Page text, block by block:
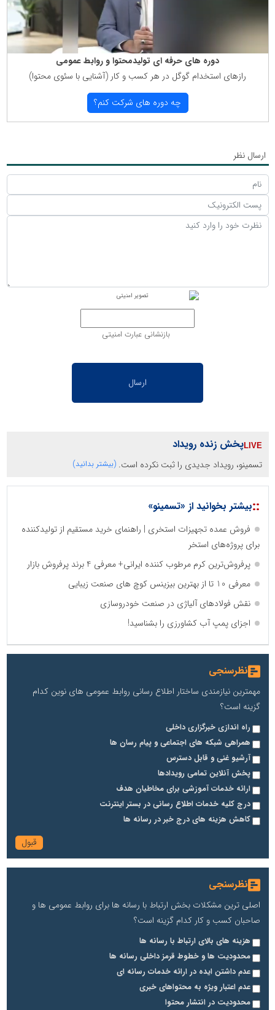
دوره های حرفه ای تولیدمحتوا و روابط عمومی
رازهای استخدام گوگل در هر كسب و كار (آشنایی با سئوی محتوا)
چه دوره های شركت كنم؟
ارسال نظر
بازنشانی عبارت امنیتی
پخش زنده رویداد
تسمینو، رویداد جدیدی را ثبت نکرده است. (بیشتر بدانید)
::بیشتر بخوانید از «تسمینو»
فروش عمده تجهیزات استخری | راهنمای خرید مستقیم از تولیدکننده
برای پروژه‌های استخر
پرفروش‌ترین کرم مرطوب کننده ایرانی+ معرفی 4 برند پرفروش بازار
معرفی 10 تا از بهترین بیزینس کوچ های صنعت زیبایی
نقش فولادهای آلیاژی در صنعت خودروسازی
اجزای پمپ آب کشاورزی را بشناسید!
نظرسنجی
مهمترین نیازمندی ساختار اطلاع رسانی روابط عمومی های نوین کدام
گزینه است؟
راه اندازی خبرگزاری داخلی
همراهی شبکه های اجتماعی و پیام رسان ها
آرشیو غنی و قابل دسترس
پخش آنلاین تمامی رویدادها
ارائه خدمات آموزشی برای مخاطیان هدف
درج کلیه خدمات اطلاع رسانی در بستر اینترنت
کاهش هزینه های درج خبر در رسانه ها
نظرسنجی
اصلی ترین مشکلات بخش ارتباط با رسانه ها برای روابط عمومی ها و
صاحبان کسب و کار کدام گزینه است؟
هزینه های بالای ارتباط با رسانه ها
محدودیت ها و خطوط قرمز داخلی رسانه ها
عدم داشتن ایده در ارائه خدمات رسانه ای
عدم اعتبار ویژه به محتواهای خبری
محدودیت در انتشار محتوا